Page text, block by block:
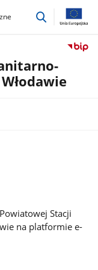
przejdź
Stacji
na platformie e-